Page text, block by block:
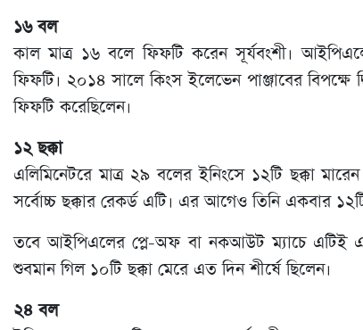
১৬ বল
কাল মাত্র ১৬ বলে ফিফটি করেন সূর্যবংশী।
ফিফটি। ২০১৪ সালে কিংস ইলেভেন পাঞ্জাবের বিপক্ষে
ফিফটি করেছিলেন।
১২ ছক্কা
এলিমিনেটরে মাত্র ২৯ বলের ইনিংসে ১২টি ছক্কা
সর্বোচ্চ ছক্কার রেকর্ড এটি। এর আগেও তিনি একবার
তবে আইপিএলের প্লে-অফ বা নকআউট ম্যাচে এটিই
শুবমান গিল ১০টি ছক্কা মেরে এত দিন শীর্ষে ছিলেন।
২৪ বল